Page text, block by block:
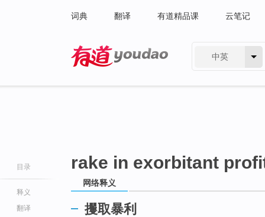
词典 翻译 有道精品课 云笔记
中英
目录
释义
翻译
rake in exorbitant
网络释义
攫取暴利